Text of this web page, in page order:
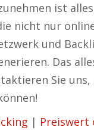
ist
nicht nur
und
Das
Sie
| Preiswert